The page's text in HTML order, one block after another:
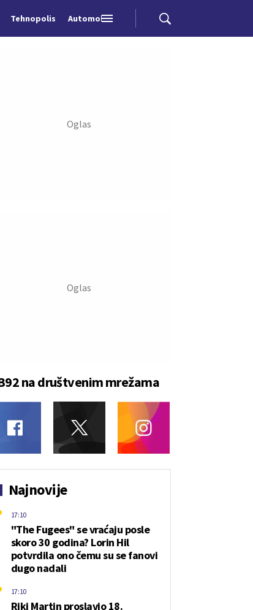
Tehnopolis Automobili
na društvenim mrežama
Najnovije
"The Fugees" se vraćaju posle
skoro 30 godina? Lorin Hil
potvrdila ono čemu su se fanovi
dugo nadali
17:10
Riki Martin proslavio 18.
17:10